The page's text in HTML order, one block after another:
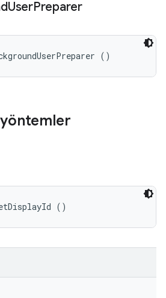
UserPreparer
()
()